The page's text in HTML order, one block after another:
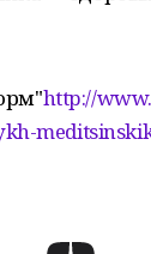
http://